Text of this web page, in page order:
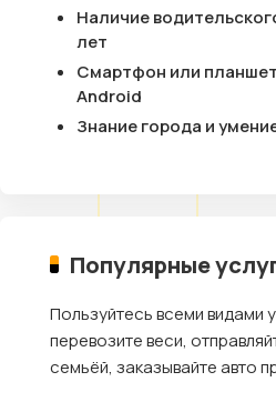
Наличие
лет
Смартфон или
Android
Знание города и
Популярные
Пользуйтесь всеми видами
перевозите веси,
семьёй, заказывайте авто